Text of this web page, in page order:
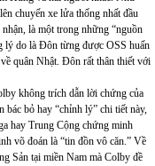
chuyến xe lửa thống nhất đầu
là một trong những “nguồn
lý do là Đôn từng được OSS huấn
quân Nhật. Đôn rất thân thiết với
không trích dẫn lời chứng của
bỏ hay “chỉnh lý” chi tiết này,
hay Trung Cộng chứng minh
võ đoán là “tin đồn vô căn.” Về
Sản tại miền Nam mà Colby đề